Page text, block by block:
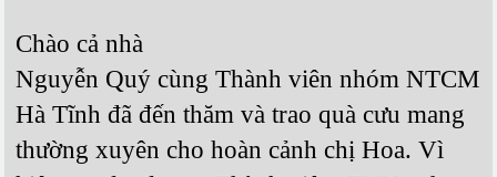
Chào cả nhà
Nguyễn Quý cùng Thành viên nhóm NTCM
Hà Tĩnh đã đến thăm và trao quà cưu mang
thường xuyên cho hoàn cảnh chị Hoa. Vì